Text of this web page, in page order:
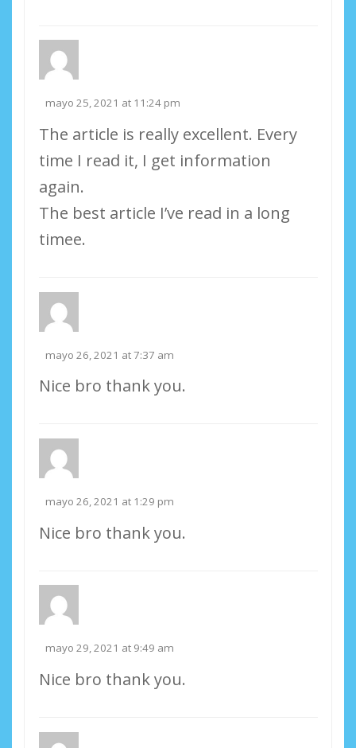
mayo 25, 2021 at 11:24 pm
The article is really excellent. Every
time I read it, I get information
again.
The best article I’ve read in a long
timee.
mayo 26, 2021 at 7:37 am
Nice bro thank you.
mayo 26, 2021 at 1:29 pm
Nice bro thank you.
mayo 29, 2021 at 9:49 am
Nice bro thank you.